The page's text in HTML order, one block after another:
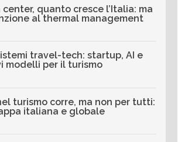
center, quanto cresce l’Italia: ma
al thermal management
travel-tech: startup, AI e
modelli per il turismo
turismo corre, ma non per tutti:
italiana e globale